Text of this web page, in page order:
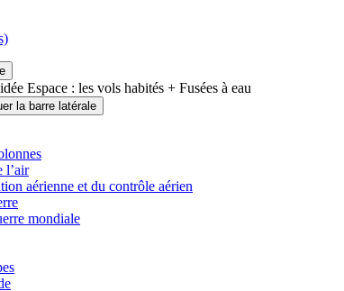
Espace : les vols habités + Fusées à eau
la barre latérale
l’air
aérienne et du contrôle aérien
mondiale